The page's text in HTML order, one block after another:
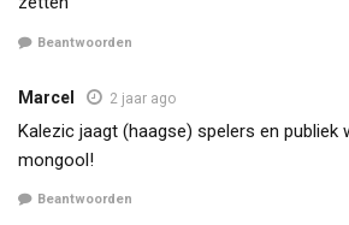
Beantwoorden
Marcel 2 jaar ago
Kalezic jaagt (haagse) spelers en publiek
mongool!
Beantwoorden